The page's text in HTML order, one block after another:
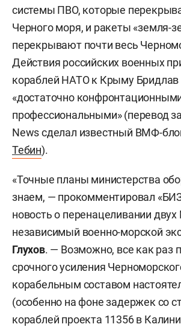
системы ПВО, которые
Черного моря, и ракеты «земля-
перекрывают почти весь
Действия российских военных
кораблей НАТО к Крыму Бридлав
«достаточно
профессиональными» (перевод
News сделал известный ВМФ-
Тебин).
«Точные планы министерства
знаем, — прокомментировал
новость о перенацеливании
независимый военно-морской
Глухов. — Возможно, все как раз
срочного усиления
корабельным составом
(особенно на фоне задержек со
кораблей проекта 11356 в